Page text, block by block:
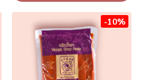
-10%